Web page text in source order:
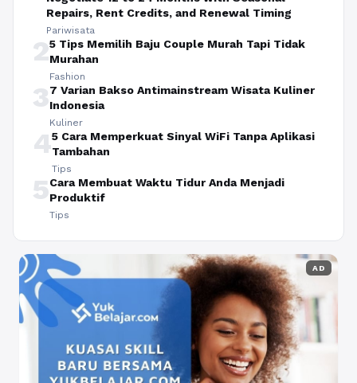
Repairs, Rent Credits, and Renewal Timing
Pariwisata
25 Tips Memilih Baju Couple Murah Tapi Tidak
Murahan
Fashion
37 Varian Bakso Antimainstream Wisata Kuliner
Indonesia
Kuliner
45 Cara Memperkuat Sinyal WiFi Tanpa Aplikasi
Tambahan
Tips
5Cara Membuat Waktu Tidur Anda Menjadi
Produktif
Tips
AD